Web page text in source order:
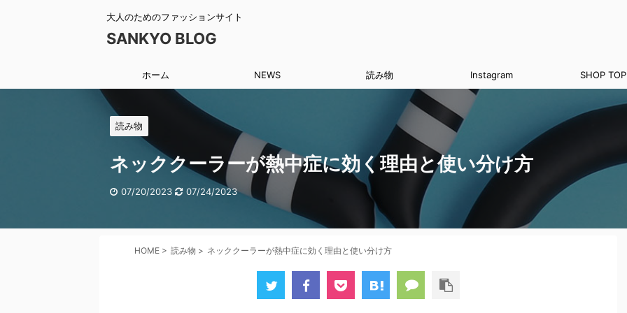
大人のためのファッションサイト
SANKYO BLOG
ホーム NEWS 読み物 Instagram SHOP TOP
読み物
ネッククーラーが熱中症に効く理由と使い分け方
07/20/2023 07/24/2023
HOME > 読み物 > ネッククーラーが熱中症に効く理由と使い分け方